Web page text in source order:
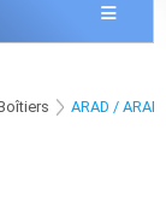
ARAD /